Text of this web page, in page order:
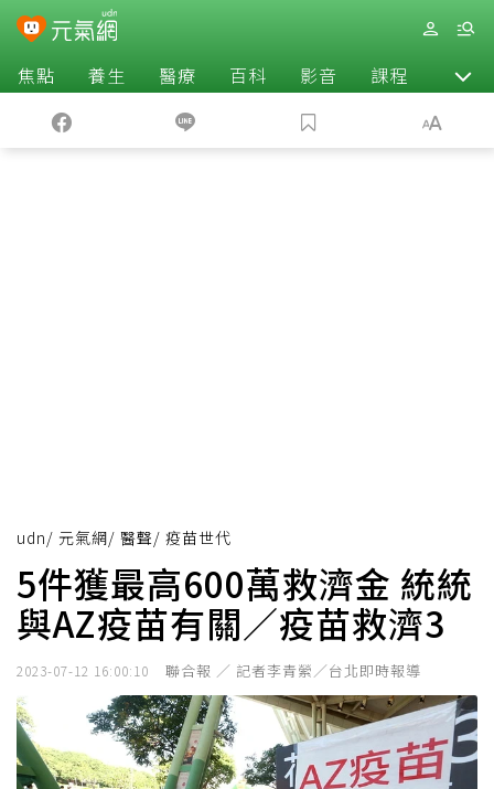
焦點 養生 醫療 百科 影音 課程 退休
udn/ 元氣網/ 醫聲/ 疫苗世代
5件獲最高600萬救濟金 統統
與AZ疫苗有關／疫苗救濟3
2023-07-12 16:00:10 聯合報 ／ 記者李青縈／台北即時報導